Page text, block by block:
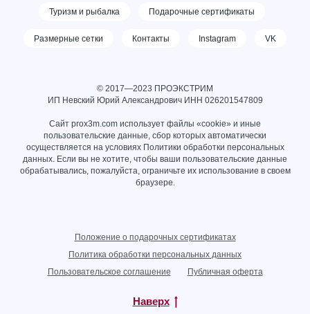
Туризм и рыбалка Подарочные сертификаты
Размерные сетки Контакты Instagram VK
© 2017—2023 ПРОЭКСТРИМ
ИП Невский Юрий Александрович ИНН 026201547809
Сайт prox3m.com использует файлы «cookie» и иные
пользовательские данные, сбор которых автоматически
осуществляется на условиях Политики обработки персональных
данных. Если вы не хотите, чтобы ваши пользовательские данные
обрабатывались, пожалуйста, ограничьте их использование в своем
браузере.
Положение о подарочных сертификатах
Политика обработки персональных данных
Пользовательское соглашение
Публичная оферта
Наверх